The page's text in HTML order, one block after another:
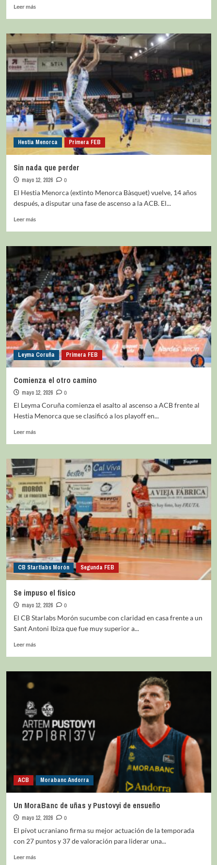
Leer más
Hestia Menorca Primera FEB
Sin nada que perder
mayo 12, 2026
0
El Hestia Menorca (extinto Menorca Bàsquet) vuelve, 14 años
después, a disputar una fase de ascenso a la ACB. El...
Leer más
Leyma Coruña Primera FEB
Comienza el otro camino
mayo 12, 2026
0
El Leyma Coruña comienza el asalto al ascenso a ACB frente al
Hestia Menorca que se clasificó a los playoff en...
Leer más
CB Startlabs Morón Segunda FEB
Se impuso el físico
mayo 12, 2026
0
El CB Starlabs Morón sucumbe con claridad en casa frente a un
Sant Antoni Ibiza que fue muy superior a...
Leer más
ACB Morabanc Andorra
Un MoraBanc de uñas y Pustovyi de ensueño
mayo 12, 2026
0
El pívot ucraniano firma su mejor actuación de la temporada
con 27 puntos y 37 de valoración para liderar una...
Leer más